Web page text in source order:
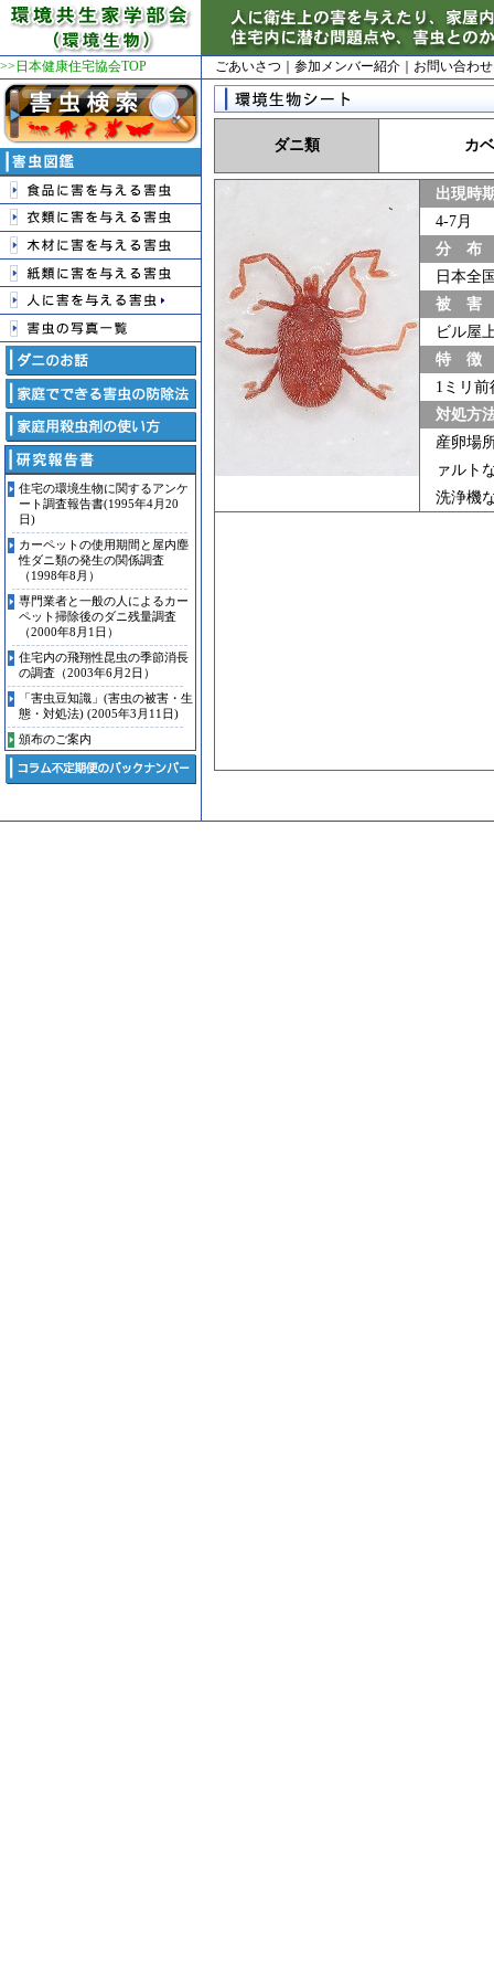
>>日本健康住宅協会TOP ごあいさつ 参加メンバー紹介 お問い合わせ
住宅の環境生物に関するアンケ
ート調査報告書(1995年4月20
日)
カーペットの使用期間と屋内塵
性ダニ類の発生の関係調査
（1998年8月）
専門業者と一般の人によるカー
ペット掃除後のダニ残量調査
（2000年8月1日）
住宅内の飛翔性昆虫の季節消長
の調査（2003年6月2日）
「害虫豆知識」(害虫の被害・生
態・対処法) (2005年3月11日)
頒布のご案内
ダニ類 カ
出現時
4-7月
分 布
日本全
被 害
ビル屋
特 徴
1ミリ
対処方
産卵場
ァルト
洗浄機